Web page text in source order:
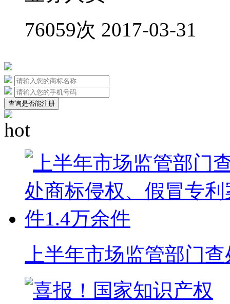
76059次 2017-03-31
查询是否能注册
上半年市场监管部门